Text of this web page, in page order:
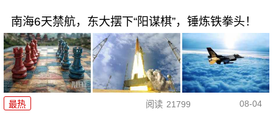
南海6天禁航，东大摆下“阳谋棋”，锤炼铁拳头！
最热 阅读 21799 08-04